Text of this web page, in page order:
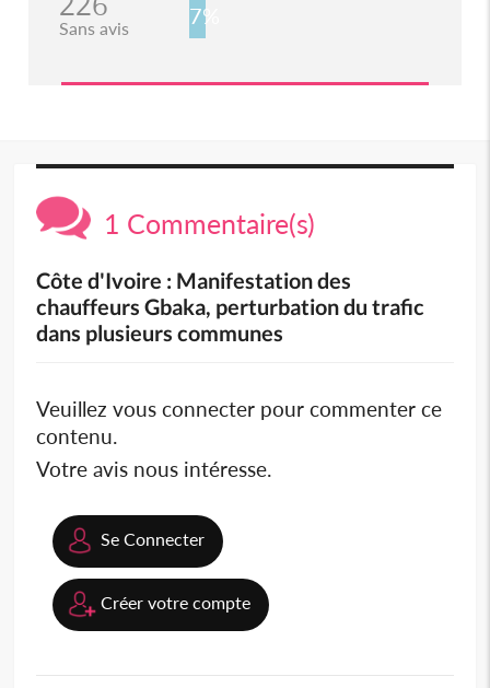
Sans avis 7%
1 Commentaire(s)
Côte d'Ivoire : Manifestation des
chauffeurs Gbaka, perturbation du trafic
dans plusieurs communes
Veuillez vous connecter pour commenter ce
contenu.
Votre avis nous intéresse.
Se Connecter
Créer votre compte